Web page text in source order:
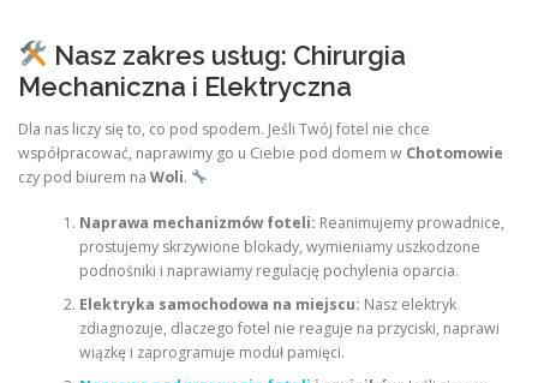
Nasz zakres usług: Chirurgia
Mechaniczna i Elektryczna
Dla nas liczy się to, co pod spodem. Jeśli Twój fotel nie chce
współpracować, naprawimy go u Ciebie pod domem w Chotomowie
czy pod biurem na Woli.
Naprawa mechanizmów foteli: Reanimujemy prowadnice,
prostujemy skrzywione blokady, wymieniamy uszkodzone
podnośniki i naprawiamy regulację pochylenia oparcia.
Elektryka samochodowa na miejscu: Nasz elektryk
zdiagnozuje, dlaczego fotel nie reaguje na przyciski, naprawi
wiązkę i zaprogramuje moduł pamięci.